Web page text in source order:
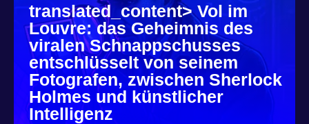
translated_content> Vol im
Louvre: das Geheimnis des
viralen Schnappschusses
entschlüsselt von seinem
Fotografen, zwischen Sherlock
Holmes und künstlicher
Intelligenz